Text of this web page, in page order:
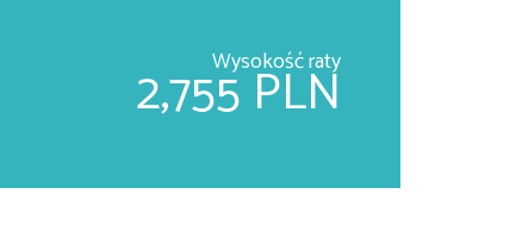
Wysokość raty
2,755 PLN